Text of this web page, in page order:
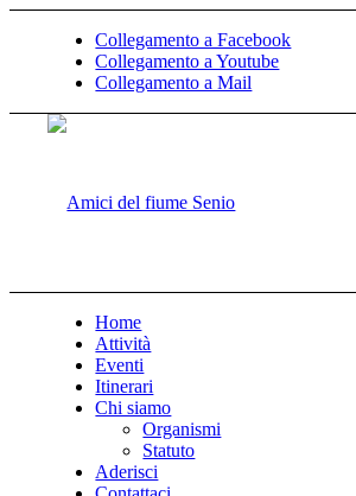
Collegamento a Facebook
Collegamento a Youtube
Collegamento a Mail
Home
Attività
Eventi
Itinerari
Chi siamo
Organismi
Statuto
Aderisci